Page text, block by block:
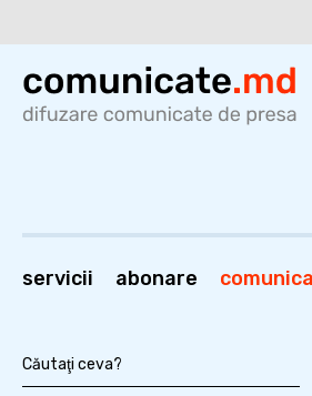
servicii abonare